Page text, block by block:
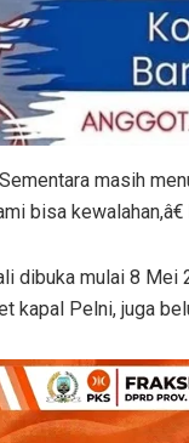
masih
bisa kewalahan,â€
dibuka mulai 8 Mei
kapal Pelni, juga